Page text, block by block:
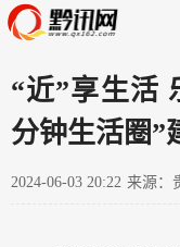
“近”享生活
分钟生活圈”
2024-06-03 20:22 来源：